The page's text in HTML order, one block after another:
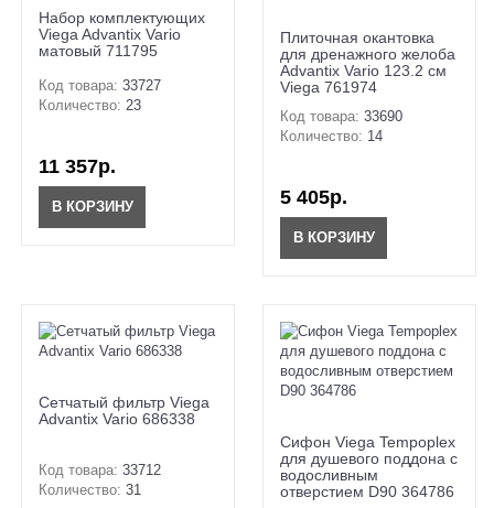
Набор комплектующих
Viega Advantix Vario
матовый 711795
Код товара: 33727
Количество: 23
11 357р.
В КОРЗИНУ
Плиточная окантовка
для дренажного желоба
Advantix Vario 123.2 см
Viega 761974
Код товара: 33690
Количество: 14
5 405р.
В КОРЗИНУ
Сетчатый фильтр Viega
Advantix Vario 686338
Код товара: 33712
Количество: 31
Сифон Viega Tempoplex
для душевого поддона с
водосливным
отверстием D90 364786